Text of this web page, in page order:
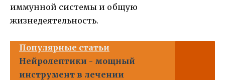
иммунной системы и общую
жизнедеятельность.
Популярные статьи
Нейролептики - мощный
инструмент в лечении